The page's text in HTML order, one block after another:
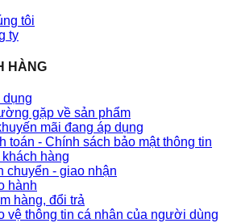
tôi
ty
HÀNG
gặp về sản phẩm
mãi đang áp dụng
toán - Chính sách bảo mật thông tin
hàng
chuyển - giao nhận
hành
hàng, đổi trả
vệ thông tin cá nhân của người dùng